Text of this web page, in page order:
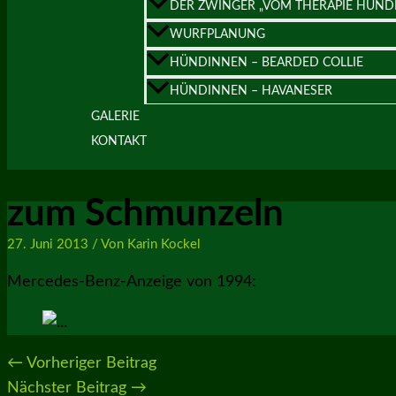
DER ZWINGER „VOM THERAPIE
WURFPLANUNG
HÜNDINNEN – BEARDED COLLIE
HÜNDINNEN – HAVANESER
GALERIE
KONTAKT
zum Schmunzeln
27. Juni 2013 / Von Karin Kockel
Mercedes-Benz-Anzeige von 1994:
← Vorheriger Beitrag
Nächster Beitrag →